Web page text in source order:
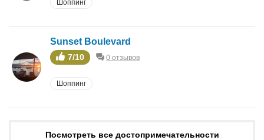
Шоппинг
Sunset Boulevard
7/10 0 отзывов
Шоппинг
Посмотреть все достопримечательности